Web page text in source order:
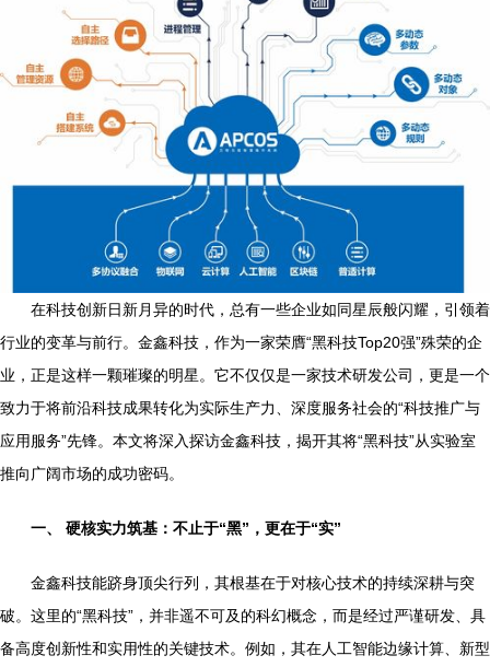
在科技创新日新月异的时代，总有一些企业如同星辰般闪耀，引领着
行业的变革与前行。金鑫科技，作为一家荣膺“黑科技Top20强”殊荣的企
业，正是这样一颗璀璨的明星。它不仅仅是一家技术研发公司，更是一个
致力于将前沿科技成果转化为实际生产力、深度服务社会的“科技推广与
应用服务”先锋。本文将深入探访金鑫科技，揭开其将“黑科技”从实验室
推向广阔市场的成功密码。
一、 硬核实力筑基：不止于“黑”，更在于“实”
金鑫科技能跻身顶尖行列，其根基在于对核心技术的持续深耕与突
破。这里的“黑科技”，并非遥不可及的科幻概念，而是经过严谨研发、具
备高度创新性和实用性的关键技术。例如，其在人工智能边缘计算、新型